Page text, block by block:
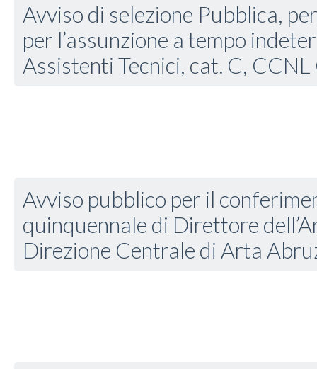
Avviso di selezione Pubblica,
per l’assunzione a tempo
Assistenti Tecnici, cat. C,
Avviso pubblico per il
quinquennale di Direttore
Direzione Centrale di Arta